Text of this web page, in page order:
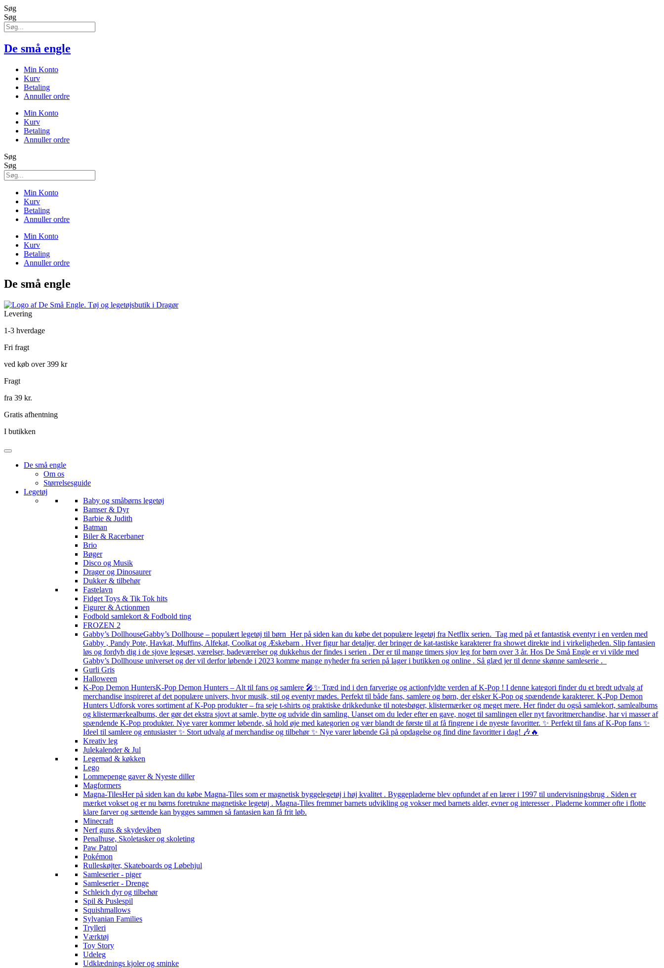
Søg
Søg
De små engle
Min Konto
Kurv
Betaling
Annuller ordre
Min Konto
Kurv
Betaling
Annuller ordre
Søg
Søg
Min Konto
Kurv
Betaling
Annuller ordre
Min Konto
Kurv
Betaling
Annuller ordre
De små engle
Levering
1-3 hverdage
Fri fragt
ved køb over 399 kr
Fragt
fra 39 kr.
Gratis afhentning
I butikken
De små engle
Om os
Størrelsesguide
Legetøj
Baby og småbørns legetøj
Bamser & Dyr
Barbie & Judith
Batman
Biler & Racerbaner
Brio
Bøger
Disco og Musik
Drager og Dinosaurer
Dukker & tilbehør
Fastelavn
Fidget Toys & Tik Tok hits
Figurer & Actionmen
Fodbold samlekort & Fodbold ting
FROZEN 2
Gabby’s DollhouseGabby’s Dollhouse – populært legetøj til børn Her på siden kan du købe det populære legetøj fra Netflix serien. Tag med på et fantastisk eventyr i en verden med
Gabby , Pandy Pote, Havkat, Muffins, Alfekat, Coolkat og Æskebarn . Hver figur har detaljer, der bringer de kat-tastiske karakterer fra showet direkte ind i virkeligheden. Slip fantasien
løs og fordyb dig i de sjove legesæt, værelser, badeværelser og dukkehus der findes i serien . Der er til mange timers sjov leg for børn over 3 år. Hos De Små Engle er vi vilde med
Gabby’s Dollhouse universet og der vil derfor løbende i 2023 komme mange nyheder fra serien på lager i butikken og online . Så glæd jer til denne skønne samleserie .
Gurli Gris
Halloween
K-Pop Demon HuntersK-Pop Demon Hunters – Alt til fans og samlere 🎤✨ Træd ind i den farverige og actionfyldte verden af K-Pop ! I denne kategori finder du et bredt udvalg af
merchandise inspireret af det populære univers, hvor musik, stil og eventyr mødes. Perfekt til både fans, samlere og børn, der elsker K-Pop og spændende karakterer. K-Pop Demon
Hunters Udforsk vores sortiment af K-Pop produkter – fra seje t-shirts og praktiske drikkedunke til notesbøger, klistermærker og meget mere. Her finder du også samlekort, samlealbums
og klistermærkealbums, der gør det ekstra sjovt at samle, bytte og udvide din samling. Uanset om du leder efter en gave, noget til samlingen eller nyt favoritmerchandise, har vi masser af
spændende K-Pop produkter. Nye varer kommer løbende, så hold øje med kategorien og vær blandt de første til at få fingrene i de nyeste favoritter. ✨ Perfekt til fans af K-Pop fans ✨
Ideel til samlere og entusiaster ✨ Stort udvalg af merchandise og tilbehør ✨ Nye varer løbende Gå på opdagelse og find dine favoritter i dag! 🎶🔥
Kreativ leg
Julekalender & Jul
Legemad & køkken
Lego
Lommepenge gaver & Nyeste diller
Magformers
Magna-TilesHer på siden kan du købe Magna-Tiles som er magnetisk byggelegetøj i høj kvalitet . Byggepladerne blev opfundet af en lærer i 1997 til undervisningsbrug . Siden er
mærket vokset og er nu børns foretrukne magnetiske legetøj . Magna-Tiles fremmer barnets udvikling og vokser med barnets alder, evner og interesser . Pladerne kommer ofte i flotte
klare farver og sættende kan bygges sammen så fantasien kan få frit løb.
Minecraft
Nerf guns & skydevåben
Penalhuse, Skoletasker og skoleting
Paw Patrol
Pokémon
Rulleskøjter, Skateboards og Løbehjul
Samleserier - piger
Samleserier - Drenge
Schleich dyr og tilbehør
Spil & Puslespil
Squishmallows
Sylvanian Families
Trylleri
Værktøj
Toy Story
Udeleg
Udklædnings kjoler og sminke